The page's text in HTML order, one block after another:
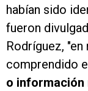
habían sido
fueron
Rodríguez,
comprendido
o información